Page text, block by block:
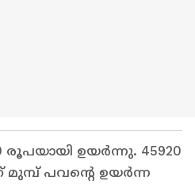
ഉയർന്നു. 45920
പവന്റെ ഉയർന്ന